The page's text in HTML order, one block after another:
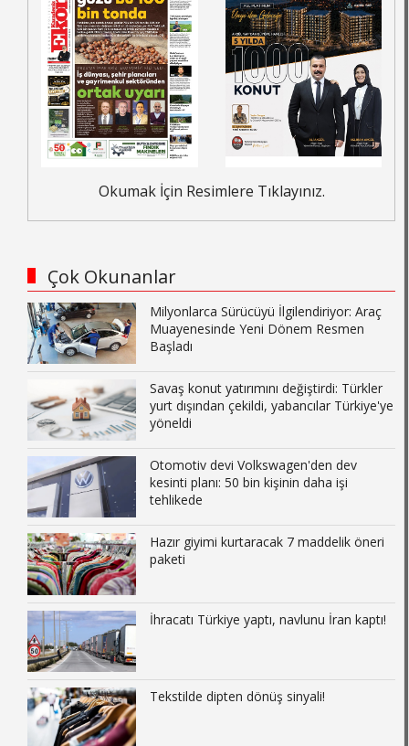
Okumak İçin Resimlere Tıklayınız.
Çok Okunanlar
Milyonlarca Sürücüyü İlgilendiriyor: Araç
Muayenesinde Yeni Dönem Resmen
Başladı
Savaş konut yatırımını değiştirdi: Türkler
yurt dışından çekildi, yabancılar Türkiye'ye
yöneldi
Otomotiv devi Volkswagen'den dev
kesinti planı: 50 bin kişinin daha işi
tehlikede
Hazır giyimi kurtaracak 7 maddelik öneri
paketi
İhracatı Türkiye yaptı, navlunu İran kaptı!
Tekstilde dipten dönüş sinyali!